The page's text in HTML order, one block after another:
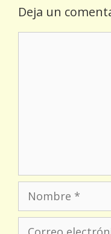
Deja un
Nombre
Correo